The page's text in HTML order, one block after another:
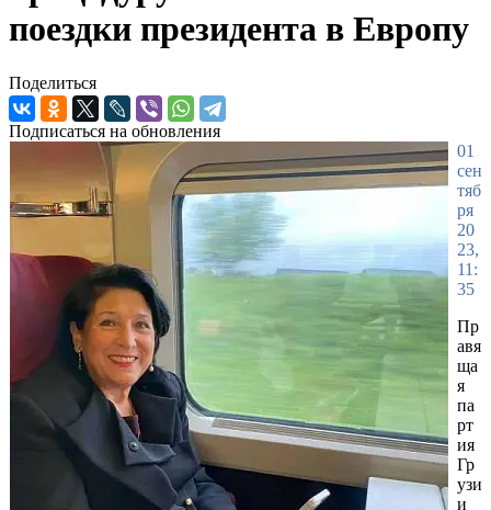
поездки президента в Европу
Поделиться
Подписаться на обновления
01
сен
тяб
ря
20
23,
11:
35
Пр
авя
ща
я
па
рт
ия
Гр
узи
и